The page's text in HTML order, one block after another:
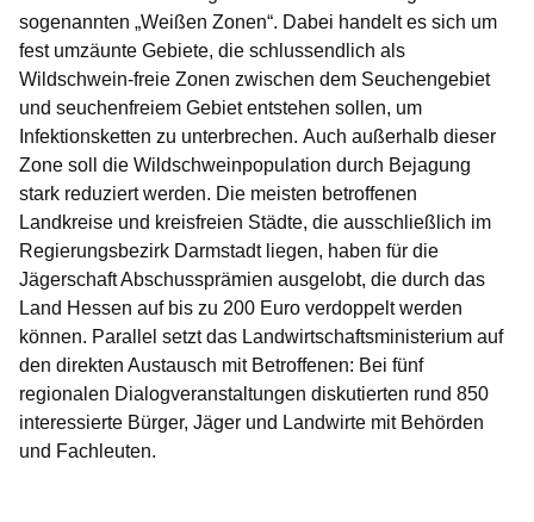
sogenannten „Weißen Zonen“. Dabei handelt es sich um
fest umzäunte Gebiete, die schlussendlich als
Wildschwein-freie Zonen zwischen dem Seuchengebiet
und seuchenfreiem Gebiet entstehen sollen, um
Infektionsketten zu unterbrechen. Auch außerhalb dieser
Zone soll die Wildschweinpopulation durch Bejagung
stark reduziert werden. Die meisten betroffenen
Landkreise und kreisfreien Städte, die ausschließlich im
Regierungsbezirk Darmstadt liegen, haben für die
Jägerschaft Abschussprämien ausgelobt, die durch das
Land Hessen auf bis zu 200 Euro verdoppelt werden
können. Parallel setzt das Landwirtschaftsministerium auf
den direkten Austausch mit Betroffenen: Bei fünf
regionalen Dialogveranstaltungen diskutierten rund 850
interessierte Bürger, Jäger und Landwirte mit Behörden
und Fachleuten.